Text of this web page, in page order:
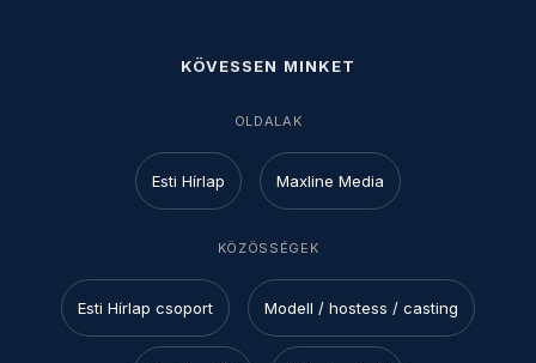
KÖVESSEN MINKET
OLDALAK
Esti Hírlap Maxline Media
KÖZÖSSÉGEK
Esti Hírlap csoport Modell / hostess / casting